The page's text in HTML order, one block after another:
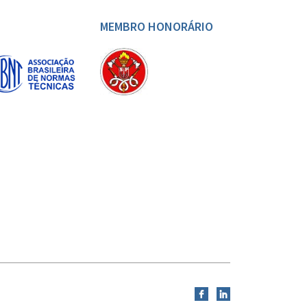
MEMBRO HONORÁRIO